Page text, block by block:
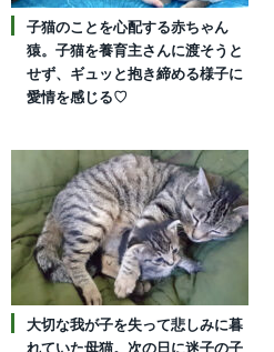
子猫のことを心配する赤ちゃん
猿。子猫を養育主さんに渡そうと
せず、ギュッと抱き締める様子に
愛情を感じる♡
大切な我が子を失って悲しみに暮
れていた母猫。次の日に迷子の子